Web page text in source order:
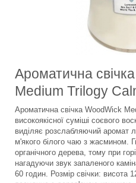
Ароматична
Medium Trilogy
Ароматична свічка WoodWick
високоякісної суміші соєвого
виділяє розслабляючий аромат
м'якого білого чаю з жасмином.
органічного дерева, тому при
нагадуючи звук запаленого
60 годин. Розмір свічки: висота